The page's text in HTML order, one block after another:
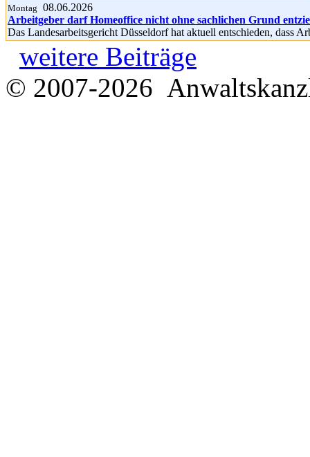
Montag 08.06.2026
Arbeitgeber darf Homeoffice nicht ohne sachlichen Grund
Das Landesarbeitsgericht Düsseldorf hat aktuell entschieden, dass
weitere Beiträge
© 2007-2026